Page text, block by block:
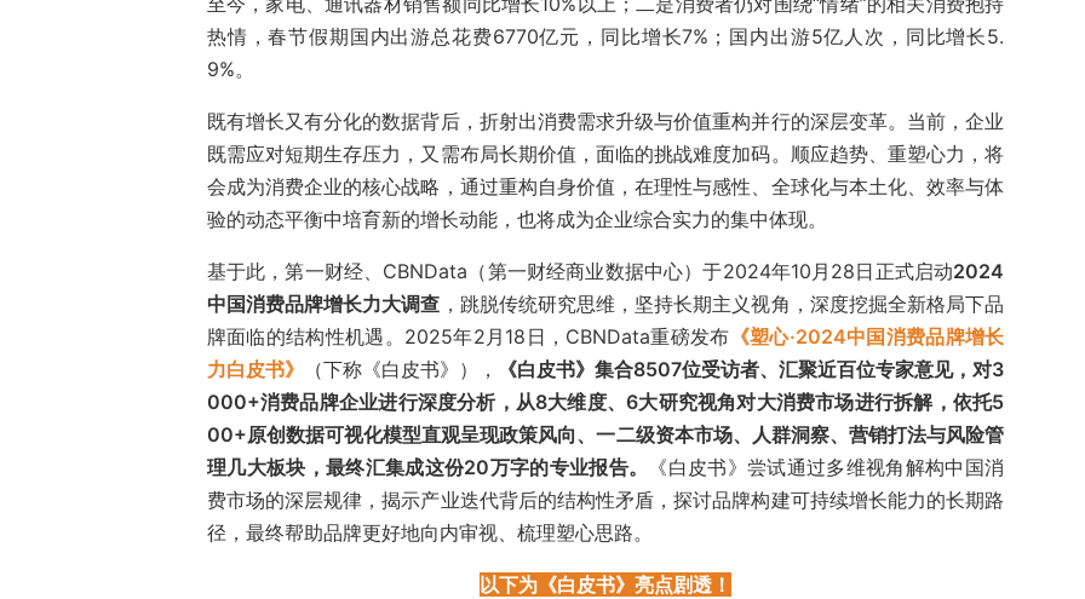
热情，春节假期国内出游总花费6770亿元，同比增长7%；国内出游5亿人次，同比增长5.
9%。
既有增长又有分化的数据背后，折射出消费需求升级与价值重构并行的深层变革。当前，企业
既需应对短期生存压力，又需布局长期价值，面临的挑战难度加码。顺应趋势、重塑心力，将
会成为消费企业的核心战略，通过重构自身价值，在理性与感性、全球化与本土化、效率与体
验的动态平衡中培育新的增长动能，也将成为企业综合实力的集中体现。
基于此，第一财经、CBNData（第一财经商业数据中心）于2024年10月28日正式启动2024
中国消费品牌增长力大调查 ，跳脱传统研究思维，坚持长期主义视角，深度挖掘全新格局下品
牌面临的结构性机遇。2025年2月18日，CBNData重磅发布 《塑心·2024中国消费品牌增长
力白皮书》
（下称《白皮书》），
《白皮书》集合8507位受访者、汇聚近百位专家意见，对3
000+消费品牌企业进行深度分析，从8大维度、6大研究视角对大消费市场进行拆解，依托5
00+原创数据可视化模型直观呈现政策风向、一二级资本市场、人群洞察、营销打法与风险管
理几大板块，最终汇集成这份20万字的专业报告。
《白皮书》尝试通过多维视角解构中国消
费市场的深层规律，揭示产业迭代背后的结构性矛盾，探讨品牌构建可持续增长能力的长期路
径，最终帮助品牌更好地向内审视、梳理塑心思路。
以下为《白皮书》亮点剧透！